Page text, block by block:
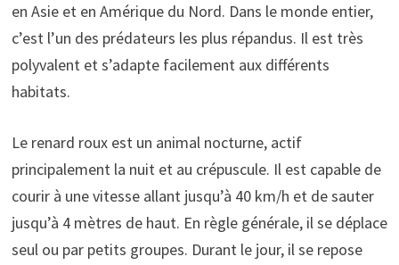
en Asie et en Amérique du Nord. Dans le monde entier,
c’est l’un des prédateurs les plus répandus. Il est très
polyvalent et s’adapte facilement aux différents
habitats.
Le renard roux est un animal nocturne, actif
principalement la nuit et au crépuscule. Il est capable de
courir à une vitesse allant jusqu’à 40 km/h et de sauter
jusqu’à 4 mètres de haut. En règle générale, il se déplace
seul ou par petits groupes. Durant le jour, il se repose